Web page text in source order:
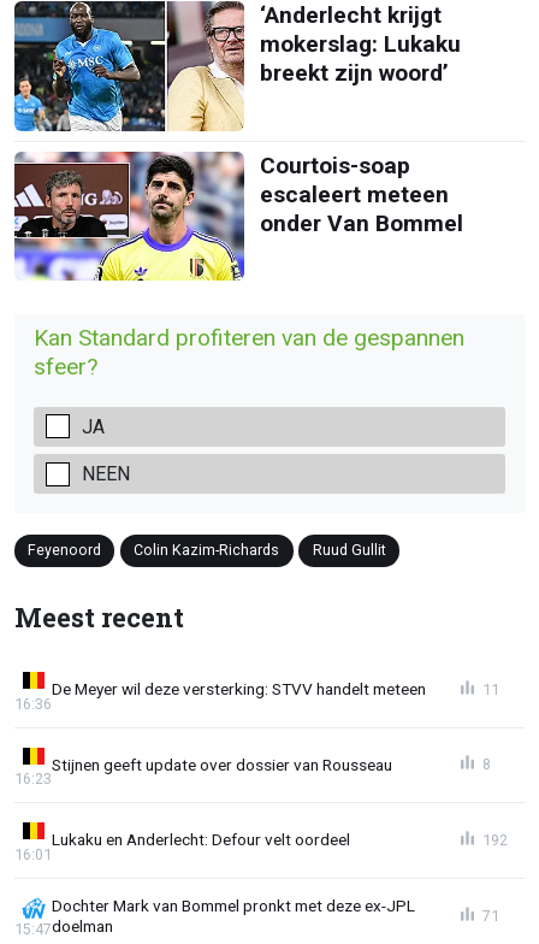
‘Anderlecht krijgt
mokerslag: Lukaku
breekt zijn woord’
Courtois-soap
escaleert meteen
onder Van Bommel
Kan Standard profiteren van de gespannen
sfeer?
JA
NEEN
Feyenoord Colin Kazim-Richards Ruud Gullit
Meest recent
De Meyer wil deze versterking: STVV handelt meteen
16:36
11
Stijnen geeft update over dossier van Rousseau
16:23
8
Lukaku en Anderlecht: Defour velt oordeel
16:01
192
Dochter Mark van Bommel pronkt met deze ex-JPL
doelman
15:47
71